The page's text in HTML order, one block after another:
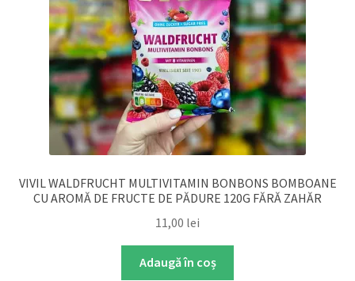
VIVIL WALDFRUCHT MULTIVITAMIN BONBONS BOMBOANE
CU AROMĂ DE FRUCTE DE PĂDURE 120G FĂRĂ ZAHĂR
11,00 lei
Adaugă în coș